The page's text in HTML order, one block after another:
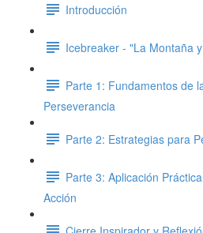
Introducción
Icebreaker - "La Montaña
Parte 1: Fundamentos de
Perseverancia
Parte 2: Estrategias para
Parte 3: Aplicación
Acción